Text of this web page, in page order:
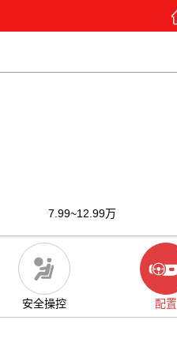
7.99~12.99万
安全操控 配置